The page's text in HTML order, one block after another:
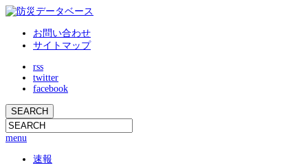
お問い合わせ
サイトマップ
rss
twitter
facebook
menu
速報